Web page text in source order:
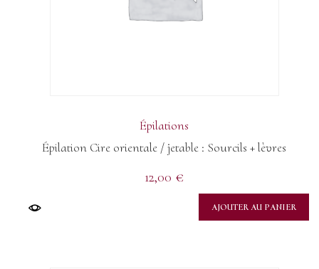
Épilations
Épilation Cire orientale / jetable : Sourcils + lèvres
12,00 €
AJOUTER AU PANIER